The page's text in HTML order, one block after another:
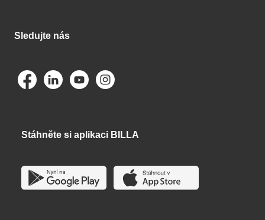
Sledujte nás
Stáhněte si aplikaci BILLA